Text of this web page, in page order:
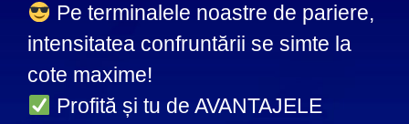
Pe terminalele noastre de pariere,
intensitatea confruntării se simte la
cote maxime!
Profită și tu de AVANTAJELE